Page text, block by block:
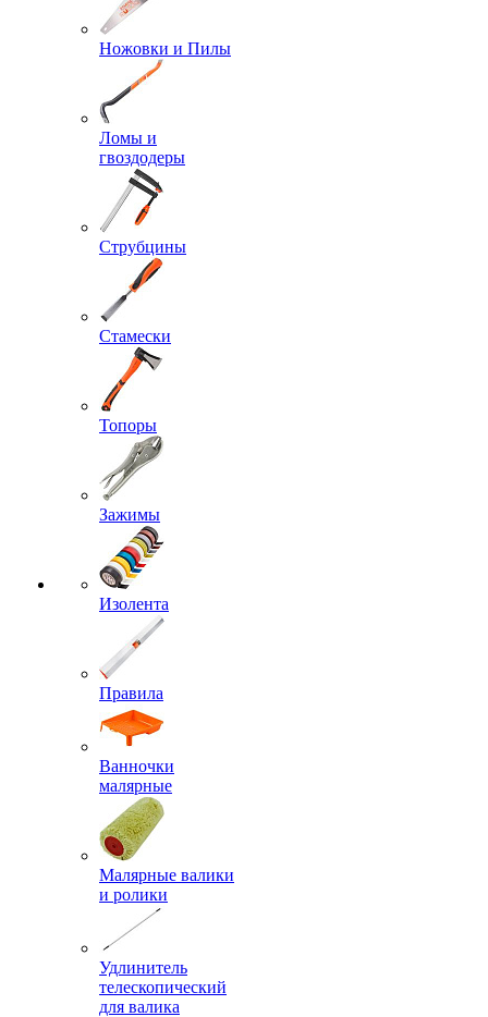
Ножовки и Пилы
Ломы и
гвоздодеры
Струбцины
Стамески
Топоры
Зажимы
Изолента
Правила
Ванночки
малярные
Малярные валики
и ролики
Удлинитель
телескопический
для валика